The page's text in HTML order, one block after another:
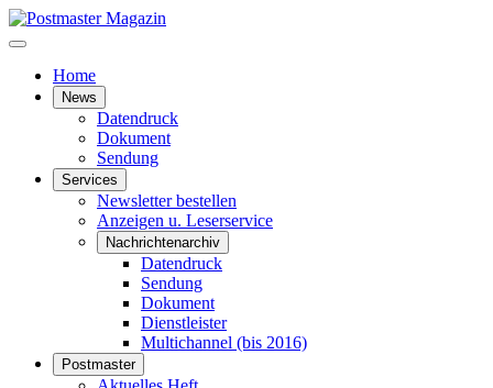
Home
News
Datendruck
Dokument
Sendung
Services
Newsletter bestellen
Anzeigen u. Leserservice
Nachrichtenarchiv
Datendruck
Sendung
Dokument
Dienstleister
Multichannel (bis 2016)
Postmaster